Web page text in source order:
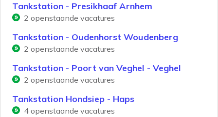
Tankstation - Presikhaaf Arnhem
2 openstaande vacatures
Tankstation - Oudenhorst Woudenberg
2 openstaande vacatures
Tankstation - Poort van Veghel - Veghel
2 openstaande vacatures
Tankstation Hondsiep - Haps
4 openstaande vacatures